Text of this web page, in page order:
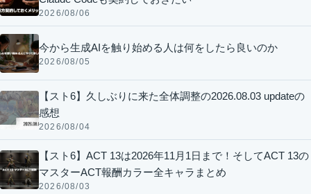
2026/08/06
今から生成AIを触り始める人は何をしたら良いのか
2026/08/05
【スト6】久しぶりに来た全体調整の2026.08.03 updateの
感想
2026/08/04
【スト6】ACT 13は2026年11月1日まで！そしてACT 13の
マスターACT報酬カラー全キャラまとめ
2026/08/03